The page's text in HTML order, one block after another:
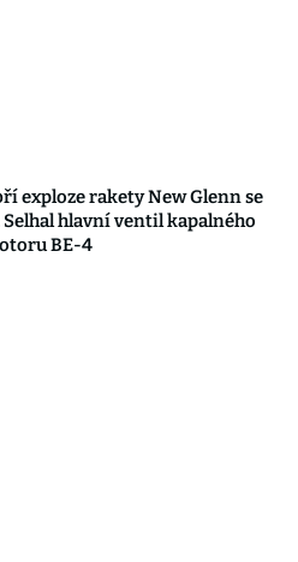
exploze rakety New Glenn se
Selhal hlavní ventil kapalného
BE-4